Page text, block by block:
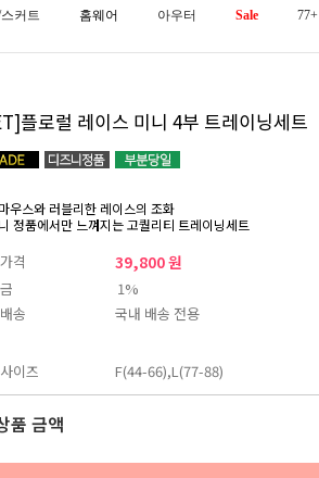
커트 홈웨어 아우터 Sale 77+
플로럴 레이스 미니 4부 트레이닝세트
우스와 러블리한 레이스의 조화
정품에서만 느껴지는 고퀄리티 트레이닝세트
격 39,800 원
1%
송
국내 배송 전용
이즈 F(44-66),L(77-88)
품 금액